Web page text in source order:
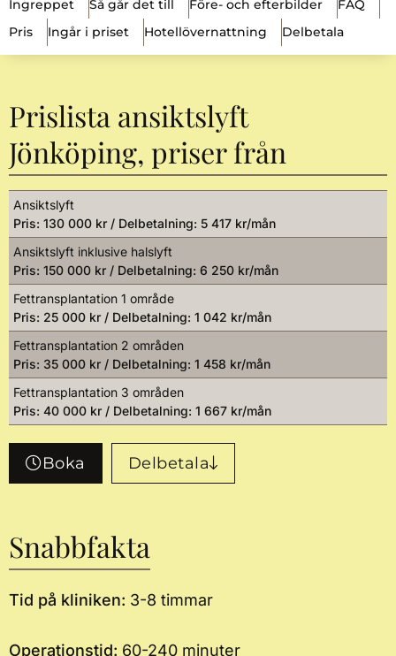
Ingreppet Så går det till Före- och efterbilder
FAQ
Pris
Ingår i priset Hotellövernattning Delbetala
Prislista ansiktslyft
Jönköping, priser från
Ansiktslyft
Pris: 130 000 kr / Delbetalning: 5 417 kr/mån
Ansiktslyft inklusive halslyft
Pris: 150 000 kr / Delbetalning: 6 250 kr/mån
Fettransplantation 1 område
Pris: 25 000 kr / Delbetalning: 1 042 kr/mån
Fettransplantation 2 områden
Pris: 35 000 kr / Delbetalning: 1 458 kr/mån
Fettransplantation 3 områden
Pris: 40 000 kr / Delbetalning: 1 667 kr/mån
Boka Delbetala
Snabbfakta
Tid på kliniken: 3-8 timmar
Operationstid: 60-240 minuter